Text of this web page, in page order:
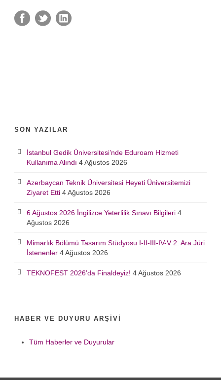
SON YAZILAR
İstanbul Gedik Üniversitesi’nde Eduroam Hizmeti
Kullanıma Alındı 4 Ağustos 2026
Azerbaycan Teknik Üniversitesi Heyeti Üniversitemizi
Ziyaret Etti 4 Ağustos 2026
6 Ağustos 2026 İngilizce Yeterlilik Sınavı Bilgileri 4
Ağustos 2026
Mimarlık Bölümü Tasarım Stüdyosu I-II-III-IV-V 2. Ara Jüri
İstenenler 4 Ağustos 2026
TEKNOFEST 2026’da Finaldeyiz! 4 Ağustos 2026
HABER VE DUYURU ARŞIVI
Tüm Haberler ve Duyurular